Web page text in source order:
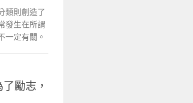
類則創造了
發生在所謂
一定有關。
勵志，